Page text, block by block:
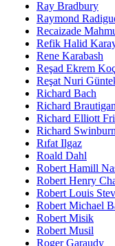
Ray Bradbury
Raymond
Recaizade
Refik Halid
Rene Karabash
Reşad Ekrem
Reşat Nuri
Richard Bach
Richard Brautigan
Richard Elliott
Richard
Rıfat Ilgaz
Roald Dahl
Robert Hamill
Robert Henry
Robert Louis
Robert Michael
Robert Misik
Robert Musil
Roger Garaudy